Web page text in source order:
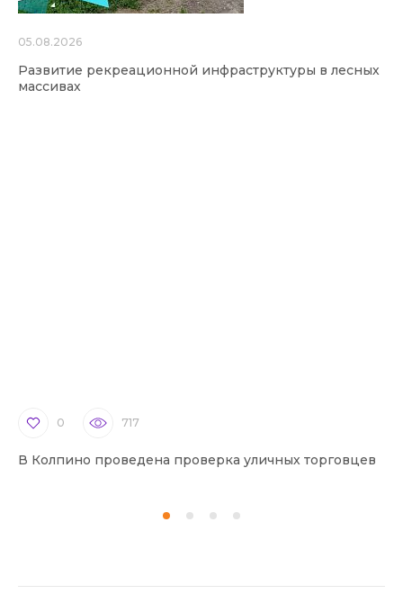
05.08.2026
Развитие рекреационной инфраструктуры в лесных
массивах
0 717
В Колпино проведена проверка уличных торговцев